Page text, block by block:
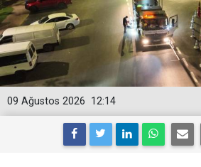
12:14
09 Ağustos 2026